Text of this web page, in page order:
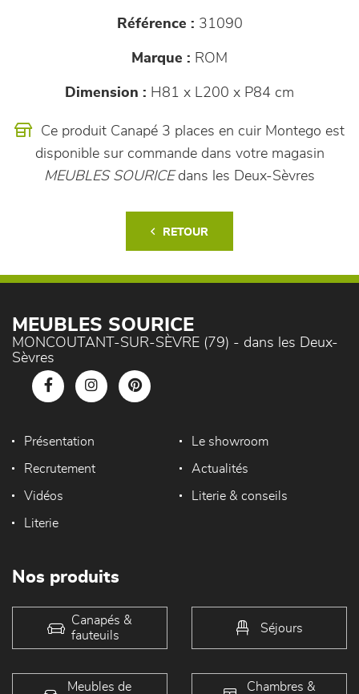
Référence : 31090
Marque : ROM
Dimension : H81 x L200 x P84 cm
Ce produit Canapé 3 places en cuir Montego est
disponible sur commande dans votre magasin
MEUBLES SOURICEdans les Deux-Sèvres
RETOUR
MEUBLES SOURICE
MONCOUTANT-SUR-SÈVRE (79) - dans les Deux-
Sèvres
Présentation Le showroom
Recrutement Actualités
Vidéos Literie & conseils
Literie
Nos produits
Canapés &
fauteuils
Séjours
Meubles de
Chambres &